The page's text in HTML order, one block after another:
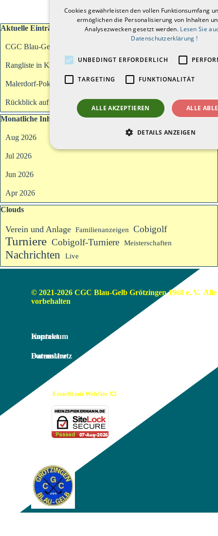
Block überspringen Aktuelle Einträge
Aktuelle Einträge
CGC Blau-Gelb Grötzingen bei Cobi-Trophy
Rangliste in Krumbach am 20.09.2026
Malerdorf-Pokal 2026
Rückblick auf das erste Halbjahr 2026
Block überspringen Monatliche Inhalte
Monatliche Inhalte
Aug 2026
Jul 2026
Jun 2026
Apr 2026
Block überspringen Clouds
Clouds
Verein und Anlage Familienanzeigen Cobigolf
Turniere Cobigolf-Turniere Meisterschaften
Nachrichten Live
© 2021-2026 CGC Blau-Gelb Grötzingen 1968 e. V.  Alle
vorbehalten
Impressum
Kontakt
Datenschutz
Formulare
Erstellt mit WebSite X5
Cookies gewährleisten den vollen Funktionsumfang
ermöglichen die Personalisierung von Inhalten
Analysezwecken gesetzt werden. Lesen Sie
Datenschutzerklärung !
UNBEDINGT ERFORDERLICH
TARGETING FUNKTIONALITÄT
ALLE AKZEPTIEREN ALLE
DETAILS ANZEIGEN